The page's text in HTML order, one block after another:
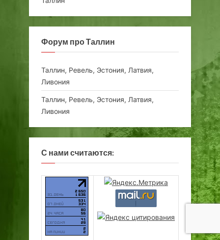
Форум про Таллин
Таллин, Ревель, Эстония, Латвия,
Ливония
Таллин, Ревель, Эстония, Латвия,
Ливония
С нами считаются: